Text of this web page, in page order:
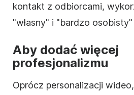
kontakt z odbiorcami,
"własny" i "bardzo osobisty"
Aby dodać więcej
profesjonalizmu
Oprócz personalizacji